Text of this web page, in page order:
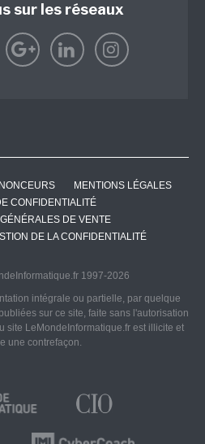
sur les réseaux
MENTIONS LÉGALES
CONFIDENTIALITÉ
DE VENTE
DE LA CONFIDENTIALITÉ
1997-2026
intégrale ou partielle, par quelque
sur ce site, faite sans l'autorisation
site LeMondeInformatique.fr est illicite et
une contrefaçon.